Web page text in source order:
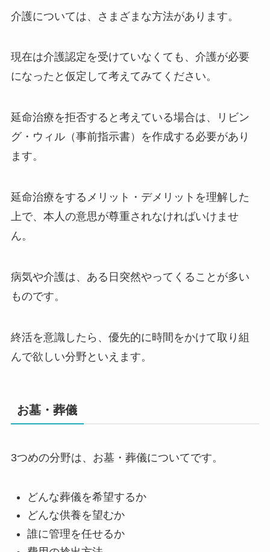
介護については、さまざまな方法があります。
現在は介護認定を受けていなくても、介護が必要
になったと仮定して考えてみてください。
延命治療を拒否すると考えている場合は、リビン
グ・ウィル（事前指示書）を作成する必要があり
ます。
延命治療をするメリット・デメリットを理解した
上で、本人の意思が尊重されなければいけませ
ん。
病気や介護は、ある日突然やってくることが多い
ものです。
終活を意識したら、優先的に時間をかけて取り組
んで欲しい分野といえます。
お墓・葬儀
3つめの分野は、お墓・葬儀についてです。
どんな葬儀を希望するか
どんな供養を望むか
誰に管理を任せるか